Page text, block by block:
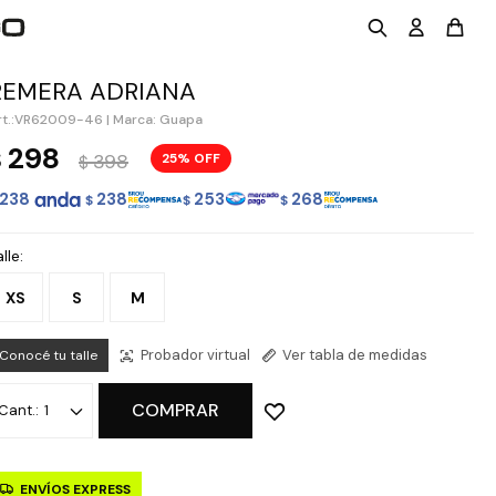
ADRIANA
VR62009-46 | Marca: Guapa
298 $ 398 25
238 $ 238 $ 253 $ 268
XS S M
Conocé tu talle Probador virtual Ver tabla de medidas
1 COMPRAR
ENVÍOS EXPRESS